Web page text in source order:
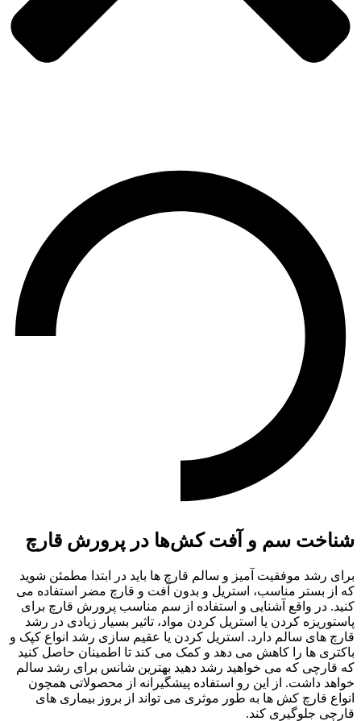
شناخت سم و آفت کش‌ها در پرورش قارچ
برای رشد موفقیت آمیز و سالم قارچ ها باید در ابتدا مطمئن شوید
که از بستر مناسب، استریل و بدون آفت و قارچ مضر استفاده می
کنید. در واقع آشنایی و استفاده از سم مناسب پرورش قارچ برای
پاستوریزه کردن یا استریل کردن مواد، تاثیر بسیار زیادی در رشد
قارچ های سالم دارد. استریل کردن یا عقیم‌ سازی رشد انواع کپک و
باکتری ها را کاهش می‌ دهد و کمک می‌ کند تا اطمینان حاصل کنید
که قارچی که می‌ خواهید رشد دهید بهترین شانس برای رشد سالم
خواهد داشت. از این رو استفاده پیشگیرانه از محصولاتی همچون
انواع قارچ کش ها به طور موثری می‌ تواند از بروز بیماری های
قارچی جلوگیری کند.